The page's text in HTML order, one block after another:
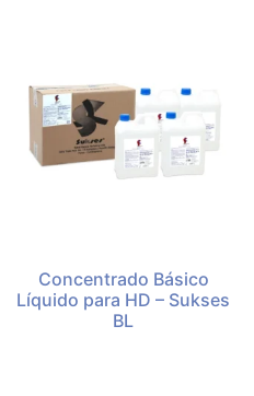
Concentrado Básico
Líquido para HD – Sukses
BL